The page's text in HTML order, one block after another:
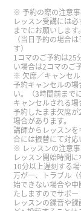
跟你聊天真
性 )
谢谢你给我
谢谢您的课
和你聊天真
下次见^^
谢谢您的课
吃！在日本
下次再见！(
予約の際の注意
レッスン受講には
までにお願いします。
（当日予約の場合
す）
1コマのご予約は25
い場合は2コマのご
欠席／キャンセ
予約キャンセルの
い。（3時間前まで
キャンセルされる場
予約したまま欠席
場合があります。
講師からレッスン
合には振替にて対応
レッスンの注意
レッスン開始時間
10分以上遅刻する
万が一、トラブル
始できない場合や
たしますのでサポー
レッスンの録音や